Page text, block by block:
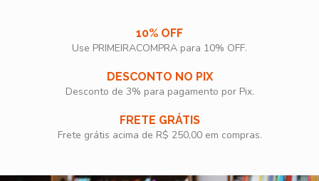
10% OFF
Use PRIMEIRACOMPRA para 10% OFF.​
DESCONTO NO PIX
Desconto de 3% para pagamento por Pix.
FRETE GRÁTIS
Frete grátis acima de R$ 250,00 em compras.